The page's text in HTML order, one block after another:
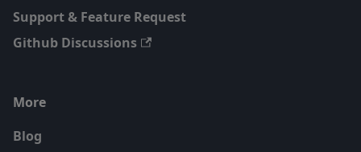
Support & Feature Request
Github Discussions
More
Blog